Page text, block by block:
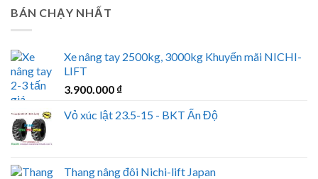
BÁN CHẠY NHẤT
Xe nâng tay 2500kg, 3000kg Khuyến mãi NICHI-
LIFT
3.900.000 ₫
Vỏ xúc lật 23.5-15 - BKT Ấn Độ
Thang nâng đôi Nichi-lift Japan